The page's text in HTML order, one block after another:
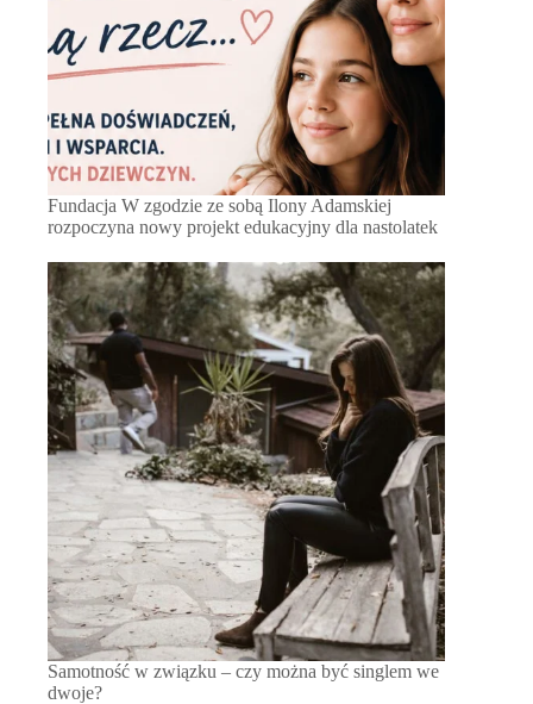
Fundacja W zgodzie ze sobą Ilony Adamskiej
rozpoczyna nowy projekt edukacyjny dla nastolatek
Samotność w związku – czy można być singlem we
dwoje?